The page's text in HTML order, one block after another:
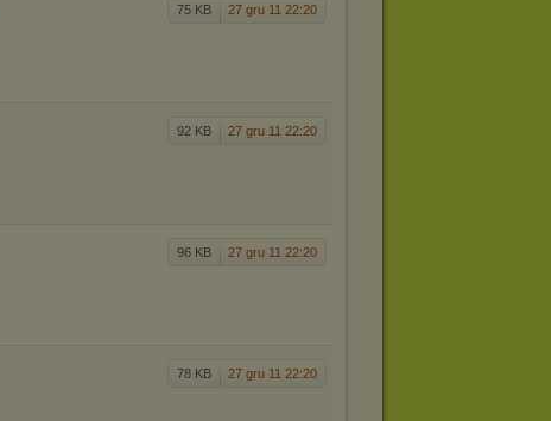
75 KB 27 gru 11 22:20
92 KB 27 gru 11 22:20
96 KB 27 gru 11 22:20
78 KB 27 gru 11 22:20